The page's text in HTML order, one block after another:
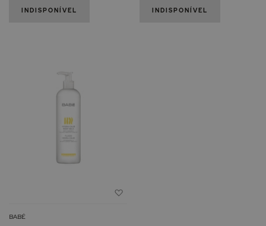
INDISPONÍVEL INDISPONÍVEL
BABÉ